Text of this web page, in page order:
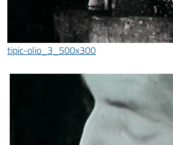
tipic-olio_3_500x300